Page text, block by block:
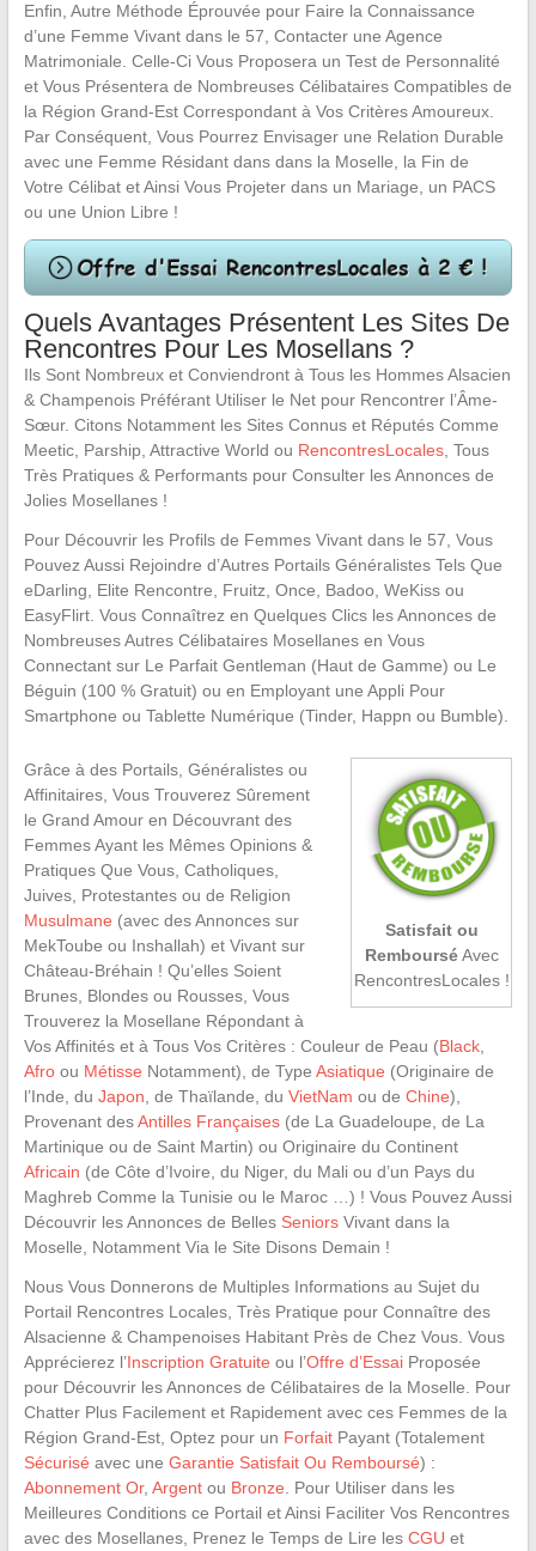
Enfin, Autre Méthode Éprouvée pour Faire la Connaissance
d’une Femme Vivant dans le 57, Contacter une Agence
Matrimoniale. Celle-Ci Vous Proposera un Test de Personnalité
et Vous Présentera de Nombreuses Célibataires Compatibles de
la Région Grand-Est Correspondant à Vos Critères Amoureux.
Par Conséquent, Vous Pourrez Envisager une Relation Durable
avec une Femme Résidant dans dans la Moselle, la Fin de
Votre Célibat et Ainsi Vous Projeter dans un Mariage, un PACS
ou une Union Libre !
Quels Avantages Présentent Les Sites De
Rencontres Pour Les Mosellans ?
Ils Sont Nombreux et Conviendront à Tous les Hommes Alsacien
& Champenois Préférant Utiliser le Net pour Rencontrer l’Âme-
Sœur. Citons Notamment les Sites Connus et Réputés Comme
Meetic, Parship, Attractive World ou RencontresLocales, Tous
Très Pratiques & Performants pour Consulter les Annonces de
Jolies Mosellanes !
Pour Découvrir les Profils de Femmes Vivant dans le 57, Vous
Pouvez Aussi Rejoindre d’Autres Portails Généralistes Tels Que
eDarling, Elite Rencontre, Fruitz, Once, Badoo, WeKiss ou
EasyFlirt. Vous Connaîtrez en Quelques Clics les Annonces de
Nombreuses Autres Célibataires Mosellanes en Vous
Connectant sur Le Parfait Gentleman (Haut de Gamme) ou Le
Béguin (100 % Gratuit) ou en Employant une Appli Pour
Smartphone ou Tablette Numérique (Tinder, Happn ou Bumble).
Satisfait ou
RembourséAvec
RencontresLocales !
Grâce à des Portails, Généralistes ou
Affinitaires, Vous Trouverez Sûrement
le Grand Amour en Découvrant des
Femmes Ayant les Mêmes Opinions &
Pratiques Que Vous, Catholiques,
Juives, Protestantes ou de Religion
Musulmane (avec des Annonces sur
MekToube ou Inshallah) et Vivant sur
Château-Bréhain ! Qu’elles Soient
Brunes, Blondes ou Rousses, Vous
Trouverez la Mosellane Répondant à
Vos Affinités et à Tous Vos Critères : Couleur de Peau (Black,
Afroou Métisse Notamment), de Type Asiatique (Originaire de
l’Inde, du Japon , de Thaïlande, du VietNam ou de Chine),
Provenant desAntilles Françaises(de La Guadeloupe, de La
Martinique ou de Saint Martin) ou Originaire du Continent
Africain (de Côte d’Ivoire, du Niger, du Mali ou d’un Pays du
Maghreb Comme la Tunisie ou le Maroc …) ! Vous Pouvez Aussi
Découvrir les Annonces de Belles SeniorsVivant dans la
Moselle, Notamment Via le Site Disons Demain !
Nous Vous Donnerons de Multiples Informations au Sujet du
Portail Rencontres Locales, Très Pratique pour Connaître des
Alsacienne & Champenoises Habitant Près de Chez Vous. Vous
Apprécierez l’Inscription Gratuite ou l’Offre d’EssaiProposée
pour Découvrir les Annonces de Célibataires de la Moselle. Pour
Chatter Plus Facilement et Rapidement avec ces Femmes de la
Région Grand-Est, Optez pour un ForfaitPayant (Totalement
Sécurisé avec une Garantie Satisfait Ou Remboursé) :
Abonnement Or, Argentou Bronze . Pour Utiliser dans les
Meilleures Conditions ce Portail et Ainsi Faciliter Vos Rencontres
avec des Mosellanes, Prenez le Temps de Lire les CGU et